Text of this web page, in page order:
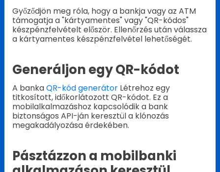
Győződjön meg róla, hogy a bankja vagy az ATM
támogatja a "kártyamentes" vagy "QR-kódos"
készpénzfelvételt először. Ellenőrzés után válassza
a kártyamentes készpénzfelvétel lehetőségét.
Generáljon egy QR-kódot
A bankaQR-kód generátor Létrehoz egy
titkosított, időkorlátozott QR-kódot. Ez a
mobilalkalmazáshoz kapcsolódik a bank
biztonságos API-ján keresztül a klónozás
megakadályozása érdekében.
Pásztázzon a mobilbanki